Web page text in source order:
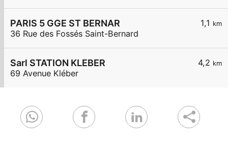
1,1 km
PARIS 5 GGE ST BERNAR
36 Rue des Fossés Saint-Bernard
4,2 km
Sarl STATION KLEBER
69 Avenue Kléber